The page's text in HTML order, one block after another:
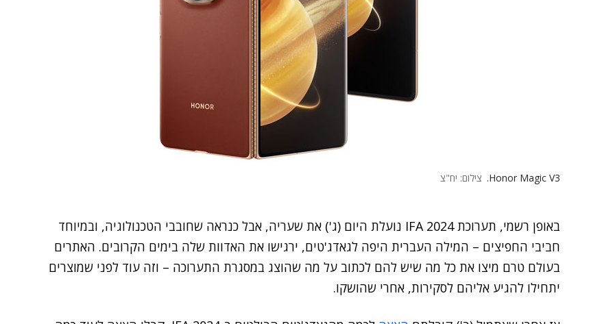
Honor Magic V3. צילום: יח"צ
באופן רשמי, תערוכת IFA 2024 נועלת היום (ג') את שעריה, אבל כנראה שחובבי הטכנולוגיה, ובמיוחד
חביבי החפיצים – המילה העברית היפה לגאדג'טים, ירגישו את האדוות שלה בימים הקרובים. האתרים
בעולם טרם מיצו את כל מה שיש להם לכתוב על מה שהוצג במסגרת התערוכה – וזה עוד לפני שמוצרים
יתחילו להגיע אליהם לסקירות, אחרי שהושקו.